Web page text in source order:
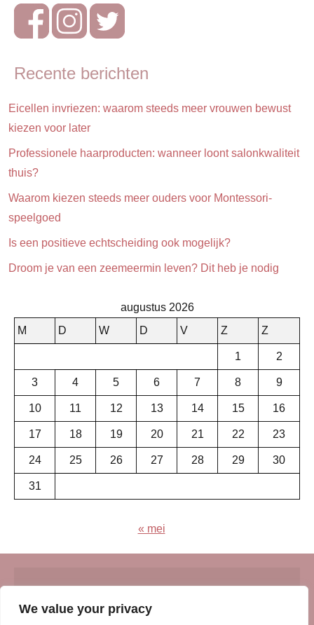
We value your privacy
huishouden
Insectenbeten
&
kwalen
Recente berichten
Eicellen invriezen: waarom steeds meer vrouwen bewust
kiezen voor later
Professionele haarproducten: wanneer loont salonkwaliteit
thuis?
Waarom kiezen steeds meer ouders voor Montessori-
speelgoed
Is een positieve echtscheiding ook mogelijk?
Droom je van een zeemeermin leven? Dit heb je nodig
augustus 2026
M
D W D V Z Z
1 2
3 4 5 6 7 8 9
10 11 12 13 14 15 16
17 18 19 20 21 22 23
24 25 26 27 28 29 30
31
« mei
© Insert Internetuitgeverij